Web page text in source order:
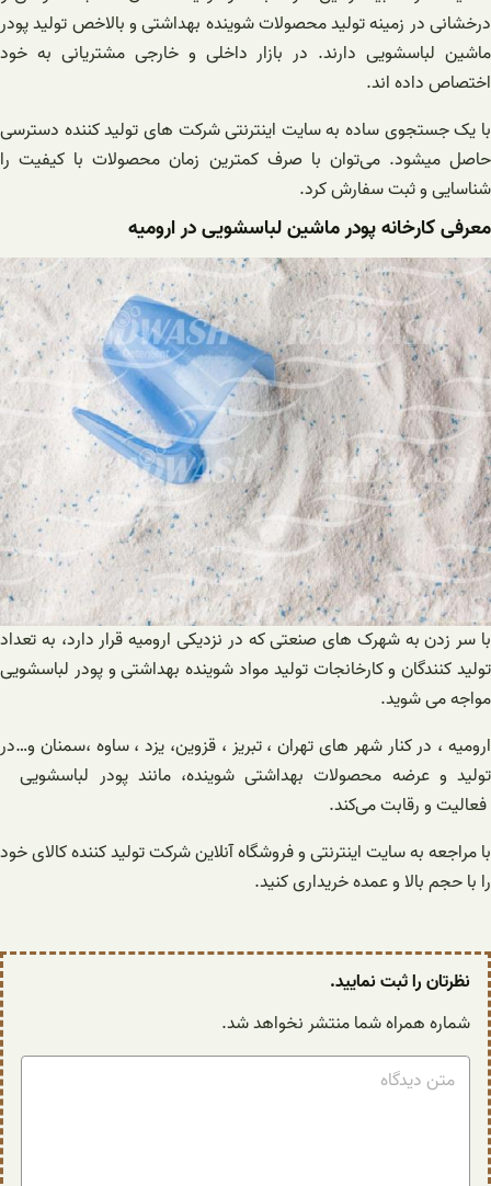
درخشانی در زمینه تولید محصولات شوینده بهداشتی و بالاخص تولید پودر
ماشین لباسشویی دارند. در بازار داخلی و خارجی مشتریانی به خود
اختصاص داده اند.
با یک جستجوی ساده به سایت اینترنتی شرکت های تولید کننده دسترسی
حاصل میشود. می‌توان با صرف کمترین زمان محصولات با کیفیت را
شناسایی و ثبت سفارش کرد.
معرفی کارخانه پودر ماشین لباسشویی در ارومیه
با سر زدن به شهرک های صنعتی که در نزدیکی ارومیه قرار دارد، به تعداد
تولید کنندگان و کارخانجات تولید مواد شوینده بهداشتی و پودر لباسشویی
مواجه می شوید.
ارومیه ، در کنار شهر های تهران ، تبریز ، قزوین، یزد ، ساوه ،سمنان و…در
تولید و عرضه محصولات بهداشتی شوینده، مانند پودر لباسشویی
فعالیت و رقابت می‌کند.
با مراجعه به سایت اینترنتی و فروشگاه آنلاین شرکت تولید کننده کالای خود
را با حجم بالا و عمده خریداری کنید.
نظرتان را ثبت نمایید.
شماره همراه شما منتشر نخواهد شد.